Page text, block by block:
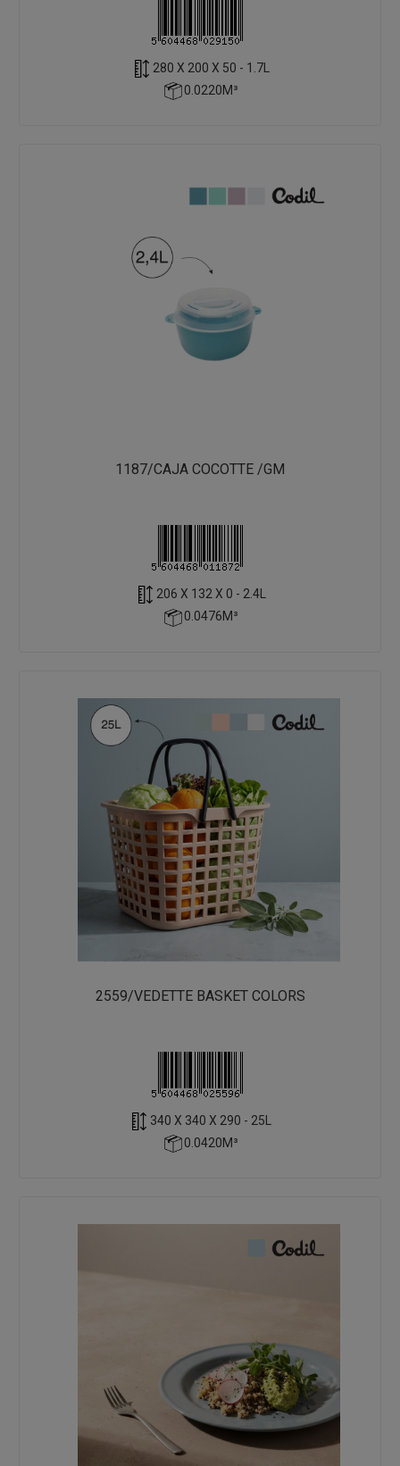
280 X 200 X 50 - 1.7L
0.0220M³
1187/CAJA COCOTTE /GM
206 X 132 X 0 - 2.4L
0.0476M³
2559/VEDETTE BASKET COLORS
340 X 340 X 290 - 25L
0.0420M³